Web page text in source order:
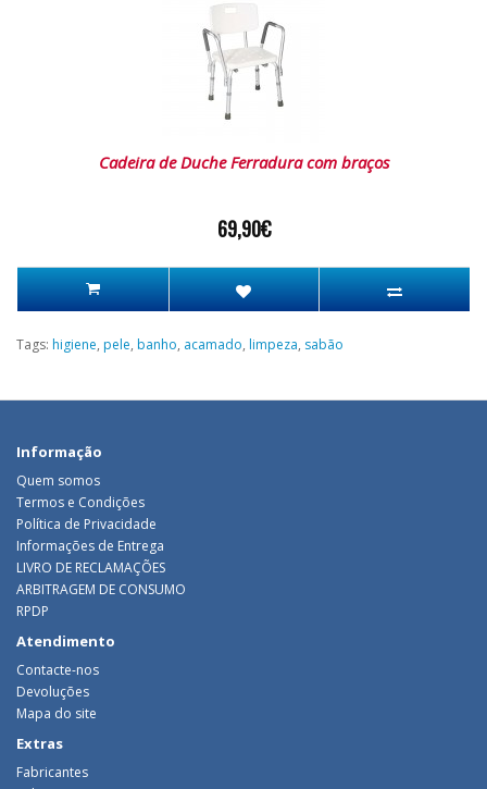
Cadeira de Duche Ferradura com braços
69,90€
Tags: higiene, pele, banho, acamado, limpeza, sabão
Informação
Quem somos
Termos e Condições
Política de Privacidade
Informações de Entrega
LIVRO DE RECLAMAÇÕES
ARBITRAGEM DE CONSUMO
RPDP
Atendimento
Contacte-nos
Devoluções
Mapa do site
Extras
Fabricantes